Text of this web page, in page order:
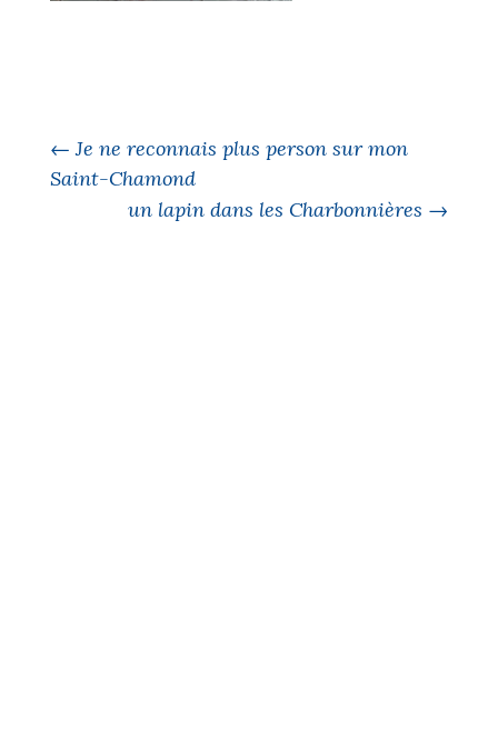
←Je ne reconnais plus person sur mon
Saint-Chamond
un lapin dans les Charbonnières →